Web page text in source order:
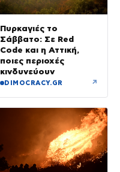
Πυρκαγιές το
Σάββατο: Σε Red
Code και η Αττική,
ποιες περιοχές
κινδυνεύουν
DIMOCRACY.GR ↗